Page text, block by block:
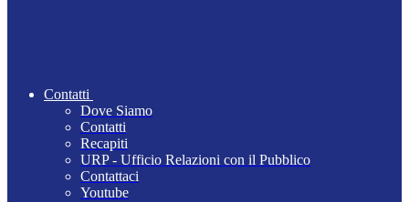
Contatti
Dove Siamo
Contatti
Recapiti
URP - Ufficio Relazioni con il Pubblico
Contattaci
Youtube